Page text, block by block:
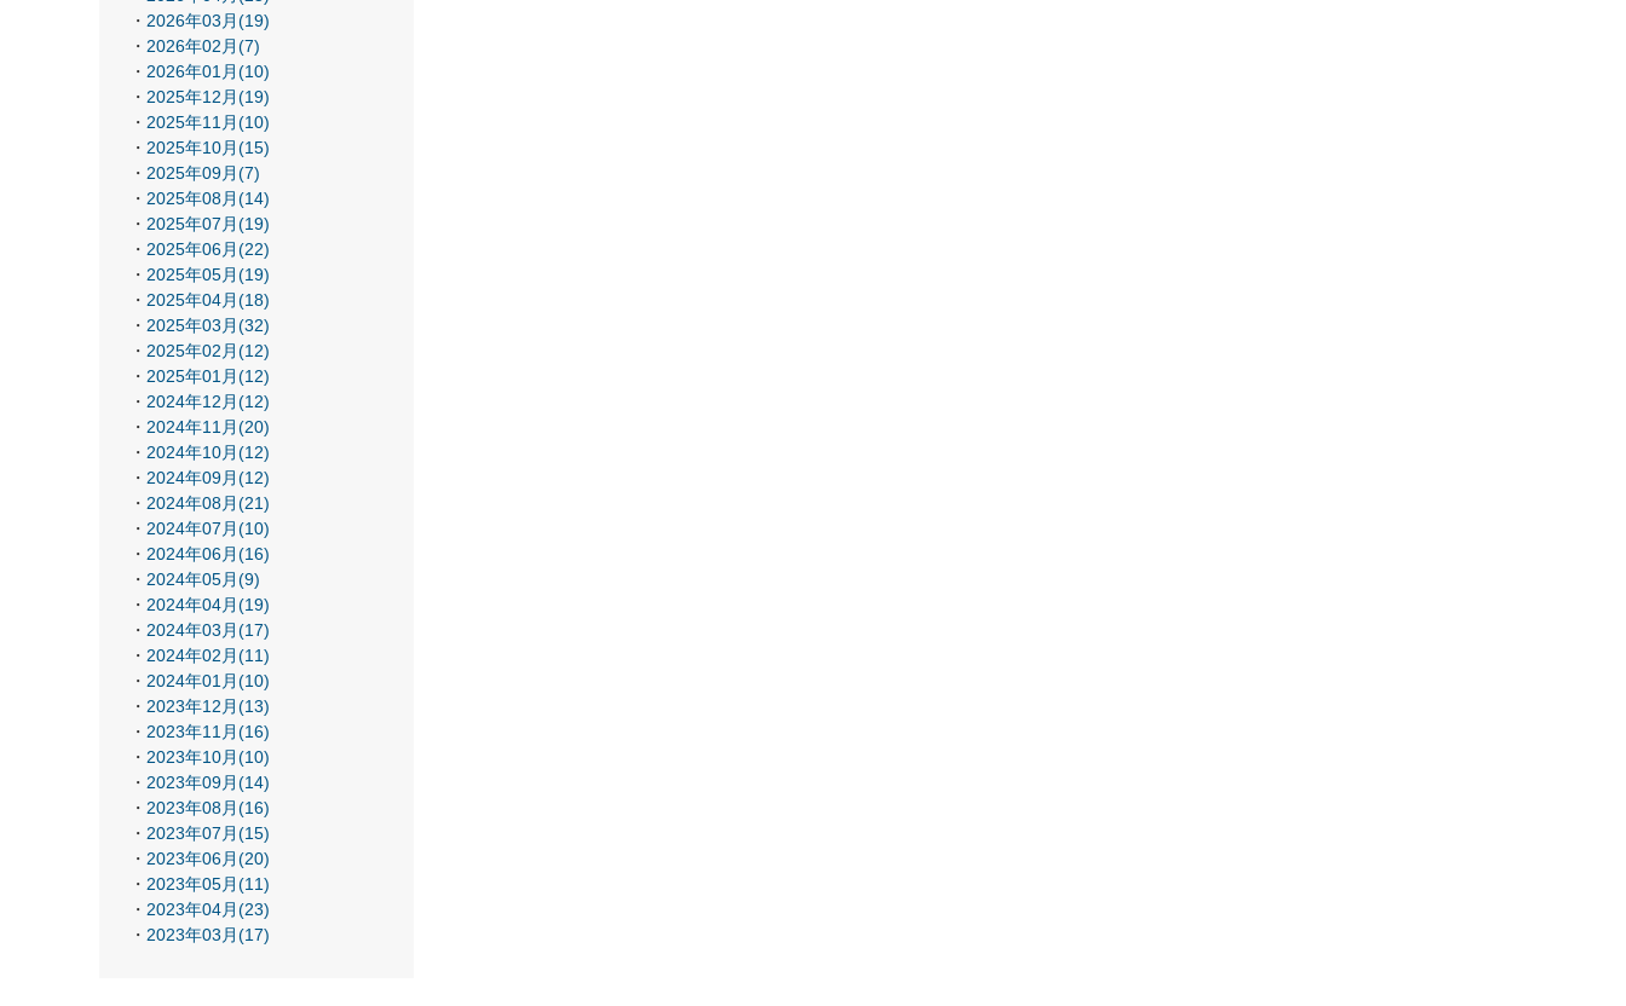
2026年03月(19)
2026年02月(7)
2026年01月(10)
2025年12月(19)
2025年11月(10)
2025年10月(15)
2025年09月(7)
2025年08月(14)
2025年07月(19)
2025年06月(22)
2025年05月(19)
2025年04月(18)
2025年03月(32)
2025年02月(12)
2025年01月(12)
2024年12月(12)
2024年11月(20)
2024年10月(12)
2024年09月(12)
2024年08月(21)
2024年07月(10)
2024年06月(16)
2024年05月(9)
2024年04月(19)
2024年03月(17)
2024年02月(11)
2024年01月(10)
2023年12月(13)
2023年11月(16)
2023年10月(10)
2023年09月(14)
2023年08月(16)
2023年07月(15)
2023年06月(20)
2023年05月(11)
2023年04月(23)
2023年03月(17)